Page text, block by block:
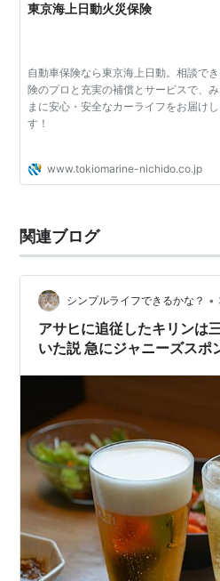
東京海上日動火災保険
自動車保険なら東京海上日動。相談で
険のプロと充実の補償とサービスで、み
まに安心・安全なカーライフをお届けし
す！
www.tokiomarine-nichido.co.jp
関連ブログ
シンプルライフできるかな？ •
アサヒに追従したキリンは
いた説 急にジャニーズスポ